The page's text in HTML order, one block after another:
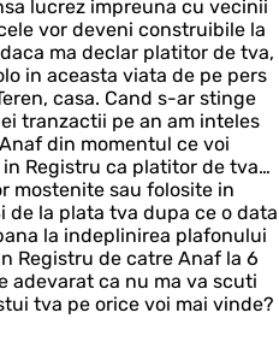
lucrez impreuna cu vecinii
vor deveni construibile la
ma declar platitor de tva,
in aceasta viata de pe pers
casa. Cand s-ar stinge
tranzactii pe an am inteles
din momentul ce voi
Registru ca platitor de tva…
mostenite sau folosite in
de la plata tva dupa ce o data
la indeplinirea plafonului
Registru de catre Anaf la 6
adevarat ca nu ma va scuti
tva pe orice voi mai vinde?